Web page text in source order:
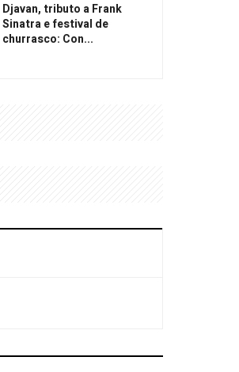
Djavan, tributo a Frank
Sinatra e festival de
churrasco: Con...